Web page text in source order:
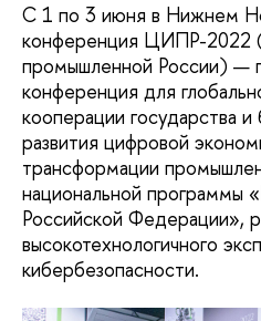
С 1 по 3 июня в Нижнем
конференция ЦИПР-2022
промышленной России) —
конференция для
кооперации государства
развития цифровой
трансформации
национальной программы
Российской Федерации»,
высокотехнологичного
кибербезопасности.